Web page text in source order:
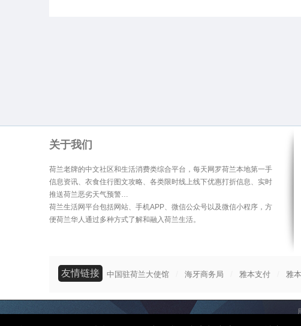
关于我们
荷兰老牌的中文社区和生活消费类综合平台，每天网罗荷兰本地第一手
信息资讯、衣食住行图文攻略、各类限时线上线下优惠打折信息、实时
推送荷兰恶劣天气预警…
荷兰生活网平台包括网站、手机APP、微信公众号以及微信小程序，方
便荷兰华人通过多种方式了解和融入荷兰生活。
友情链接 中国驻荷兰大使馆 海牙商务局 雅本支付 雅